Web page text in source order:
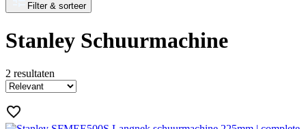
Filter & sorteer
Stanley Schuurmachine
2 resultaten